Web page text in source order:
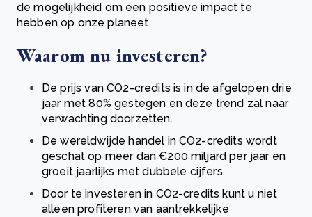
de mogelijkheid om een positieve impact te
hebben op onze planeet.
Waarom nu investeren?
De prijs van CO2-credits is in de afgelopen drie
jaar met 80% gestegen en deze trend zal naar
verwachting doorzetten.
De wereldwijde handel in CO2-credits wordt
geschat op meer dan €200 miljard per jaar en
groeit jaarlijks met dubbele cijfers.
Door te investeren in CO2-credits kunt u niet
alleen profiteren van aantrekkelijke